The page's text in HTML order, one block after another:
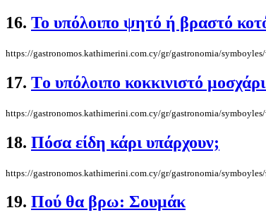
16. Το υπόλοιπο ψητό ή βραστό
https://gastronomos.kathimerini.com.cy/gr/gastronomia/symboyles/
17. Τo υπόλοιπο κοκκινιστό
https://gastronomos.kathimerini.com.cy/gr/gastronomia/symboyles/
18. Πόσα είδη κάρι υπάρχουν;
https://gastronomos.kathimerini.com.cy/gr/gastronomia/symboyles/
19. Πού θα βρω: Σουμάκ